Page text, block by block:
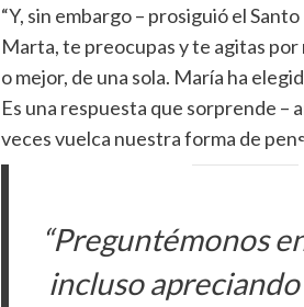
“Y, sin embargo – prosiguió el
Marta, te preocupas y te agitas por
o mejor, de una sola. María ha
Es una respuesta que sorprende –
veces vuelca nuestra forma de
“Preguntémonos
incluso